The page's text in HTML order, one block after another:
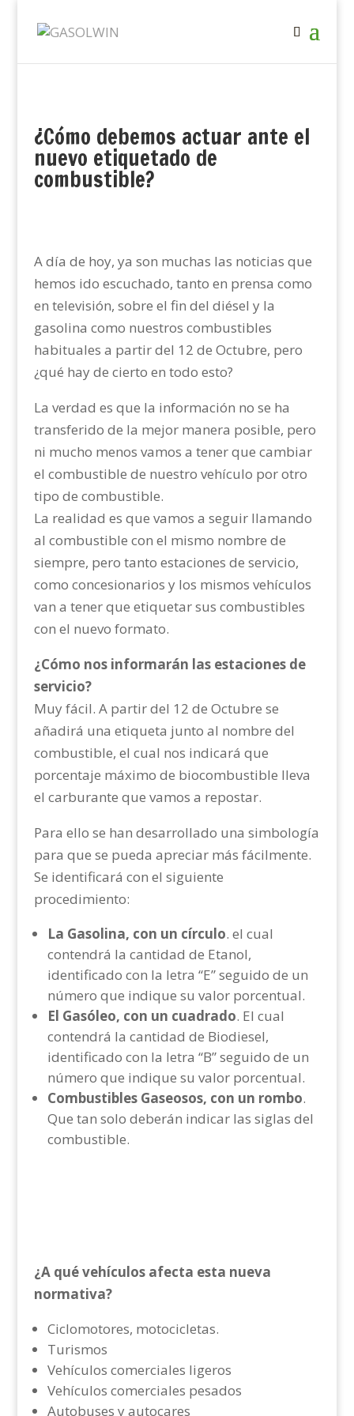
¿Cómo debemos actuar ante el
nuevo etiquetado de
combustible?
A día de hoy, ya son muchas las noticias que
hemos ido escuchado, tanto en prensa como
en televisión, sobre el fin del diésel y la
gasolina como nuestros combustibles
habituales a partir del 12 de Octubre, pero
¿qué hay de cierto en todo esto?
La verdad es que la información no se ha
transferido de la mejor manera posible, pero
ni mucho menos vamos a tener que cambiar
el combustible de nuestro vehículo por otro
tipo de combustible.
La realidad es que vamos a seguir llamando
al combustible con el mismo nombre de
siempre, pero tanto estaciones de servicio,
como concesionarios y los mismos vehículos
van a tener que etiquetar sus combustibles
con el nuevo formato.
¿Cómo nos informarán las estaciones de
servicio?
Muy fácil. A partir del 12 de Octubre se
añadirá una etiqueta junto al nombre del
combustible, el cual nos indicará que
porcentaje máximo de biocombustible lleva
el carburante que vamos a repostar.
Para ello se han desarrollado una simbología
para que se pueda apreciar más fácilmente.
Se identificará con el siguiente
procedimiento:
La Gasolina, con un círculo. el cual
contendrá la cantidad de Etanol,
identificado con la letra “E” seguido de un
número que indique su valor porcentual.
El Gasóleo, con un cuadrado. El cual
contendrá la cantidad de Biodiesel,
identificado con la letra “B” seguido de un
número que indique su valor porcentual.
Combustibles Gaseosos, con un rombo.
Que tan solo deberán indicar las siglas del
combustible.
¿A qué vehículos afecta esta nueva
normativa?
Ciclomotores, motocicletas.
Turismos
Vehículos comerciales ligeros
Vehículos comerciales pesados
Autobuses y autocares